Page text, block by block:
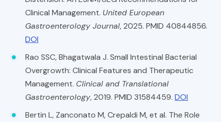
Clinical Management. United European
Gastroenterology Journal, 2025. PMID 40844856.
DOI
Rao SSC, Bhagatwala J. Small Intestinal Bacterial
Overgrowth: Clinical Features and Therapeutic
Management. Clinical and Translational
Gastroenterology, 2019. PMID 31584459.DOI
Bertin L, Zanconato M, Crepaldi M, et al. The Role